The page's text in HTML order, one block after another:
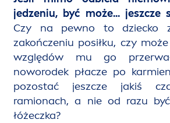
jedzeniu, być może... jeszcze
Czy na pewno to dziecko
zakończeniu posiłku, czy
względów mu go
noworodek płacze po
pozostać jeszcze jakiś
ramionach, a nie od razu
łóżeczka?